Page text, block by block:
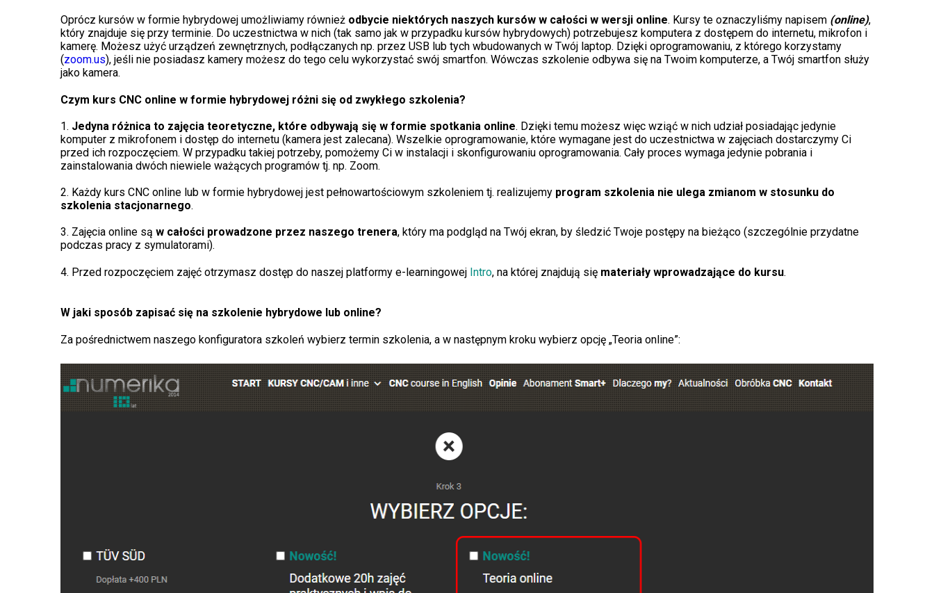
Oprócz kursów w formie hybrydowej umożliwiamy również odbycie niektórych naszych kursów w całości w wersji online. Kursy te oznaczyliśmy napisem (online),
który znajduje się przy terminie. Do uczestnictwa w nich (tak samo jak w przypadku kursów hybrydowych) potrzebujesz komputera z dostępem do internetu, mikrofon i
kamerę. Możesz użyć urządzeń zewnętrznych, podłączanych np. przez USB lub tych wbudowanych w Twój laptop. Dzięki oprogramowaniu, z którego korzystamy
(zoom.us), jeśli nie posiadasz kamery możesz do tego celu wykorzystać swój smartfon. Wówczas szkolenie odbywa się na Twoim komputerze, a Twój smartfon służy
jako kamera.
Czym kurs CNC online w formie hybrydowej różni się od zwykłego szkolenia?
1. Jedyna różnica to zajęcia teoretyczne, które odbywają się w formie spotkania online. Dzięki temu możesz więc wziąć w nich udział posiadając jedynie
komputer z mikrofonem i dostęp do internetu (kamera jest zalecana). Wszelkie oprogramowanie, które wymagane jest do uczestnictwa w zajęciach dostarczymy Ci
przed ich rozpoczęciem. W przypadku takiej potrzeby, pomożemy Ci w instalacji i skonfigurowaniu oprogramowania. Cały proces wymaga jedynie pobrania i
zainstalowania dwóch niewiele ważących programów tj. np. Zoom.
2. Każdy kurs CNC online lub w formie hybrydowej jest pełnowartościowym szkoleniem tj. realizujemy program szkolenia nie ulega zmianom w stosunku do
szkolenia stacjonarnego.
3. Zajęcia online są w całości prowadzone przez naszego trenera, który ma podgląd na Twój ekran, by śledzić Twoje postępy na bieżąco (szczególnie przydatne
podczas pracy z symulatorami).
4. Przed rozpoczęciem zajęć otrzymasz dostęp do naszej platformy e-learningowej Intro, na której znajdują się materiały wprowadzające do kursu.
W jaki sposób zapisać się na szkolenie hybrydowe lub online?
Za pośrednictwem naszego konfiguratora szkoleń wybierz termin szkolenia, a w następnym kroku wybierz opcję „Teoria online”: